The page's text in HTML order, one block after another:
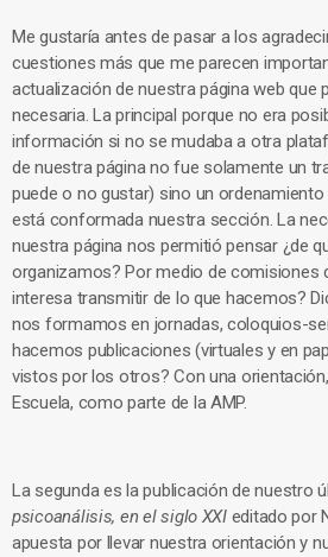
Me gustaría antes de pasar a los
cuestiones más que me parecen
actualización de nuestra página web que
necesaria. La principal porque no era
información si no se mudaba a otra
de nuestra página no fue solamente un
puede o no gustar) sino un
está conformada nuestra sección. La
nuestra página nos permitió pensar ¿de
organizamos? Por medio de comisiones
interesa transmitir de lo que hacemos?
nos formamos en jornadas, coloquios-
hacemos publicaciones (virtuales y en
vistos por los otros? Con una
Escuela, como parte de la AMP.
La segunda es la publicación de nuestro
psicoanálisis, en el siglo XXIeditado por
apuesta por llevar nuestra orientación y